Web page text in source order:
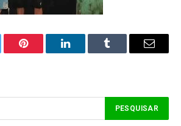
Pinterest LinkedInTumblr Email